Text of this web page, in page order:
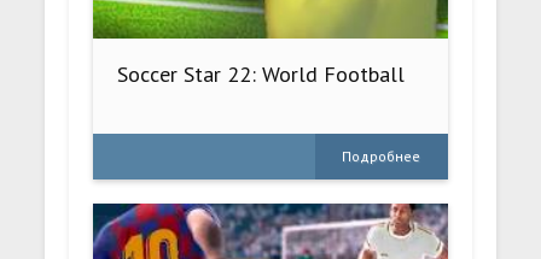
Soccer Star 22: World Football
Подробнее